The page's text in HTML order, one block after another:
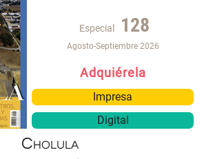
Especial 128
Agosto-Septiembre 2026
Adquiérela
Impresa
Digital
Cholula